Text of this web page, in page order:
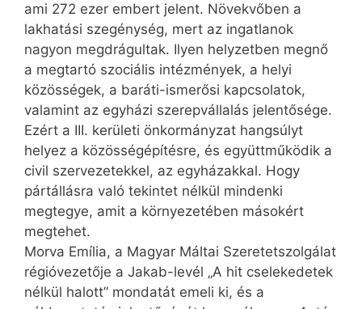
ami 272 ezer embert jelent. Növekvőben a
lakhatási szegénység, mert az ingatlanok
nagyon megdrágultak. Ilyen helyzetben megnő
a megtartó szociális intézmények, a helyi
közösségek, a baráti-ismerősi kapcsolatok,
valamint az egyházi szerepvállalás jelentősége.
Ezért a III. kerületi önkormányzat hangsúlyt
helyez a közösségépítésre, és együttműködik a
civil szervezetekkel, az egyházakkal. Hogy
pártállásra való tekintet nélkül mindenki
megtegye, amit a környezetében másokért
megtehet.
Morva Emília, a Magyar Máltai Szeretetszolgálat
régióvezetője a Jakab-levél „A hit cselekedetek
nélkül halott” mondatát emeli ki, és a